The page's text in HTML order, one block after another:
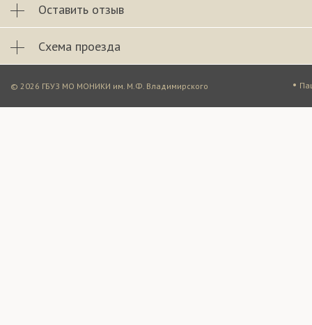
Оставить отзыв
Схема проезда
© 2026 ГБУЗ МО МОНИКИ им. М.Ф. Владимирского •